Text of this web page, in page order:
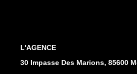
L'AGENCE
30 Impasse Des Marions, 85600